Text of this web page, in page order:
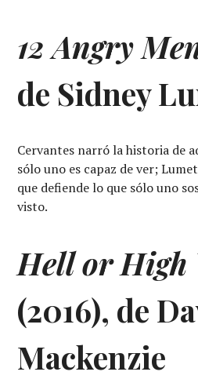
12 Angry
de Sidney
Cervantes narró la historia de
sólo uno es capaz de ver;
que defiende lo que sólo uno
visto.
Hell or High
(2016), de
Mackenzie